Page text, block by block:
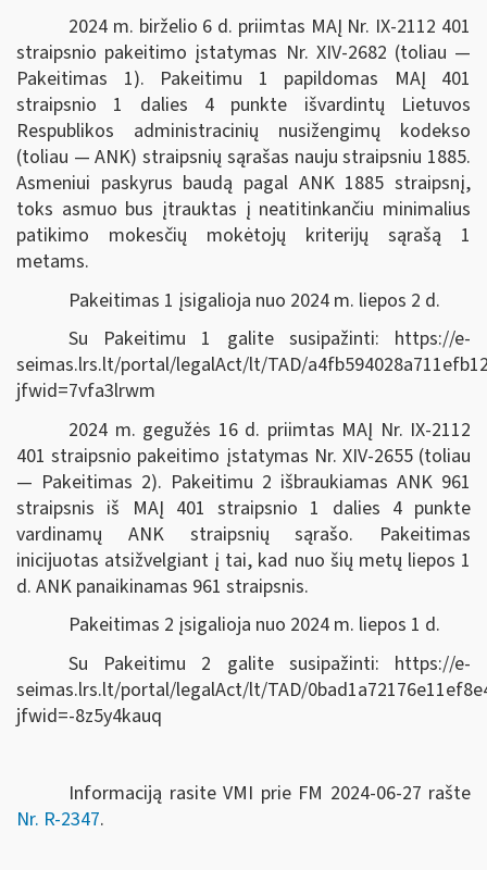
2024 m. birželio 6 d. priimtas MAĮ Nr. IX-2112 401
straipsnio pakeitimo įstatymas Nr. XIV-2682 (toliau —
Pakeitimas 1). Pakeitimu 1 papildomas MAĮ 401
straipsnio 1 dalies 4 punkte išvardintų Lietuvos
Respublikos administracinių nusižengimų kodekso
(toliau — ANK) straipsnių sąrašas nauju straipsniu 1885.
Asmeniui paskyrus baudą pagal ANK 1885 straipsnį,
toks asmuo bus įtrauktas į neatitinkančiu minimalius
patikimo mokesčių mokėtojų kriterijų sąrašą 1
metams.
Pakeitimas 1 įsigalioja nuo 2024 m. liepos 2 d.
Su Pakeitimu 1 galite susipažinti: https://e-
seimas.lrs.lt/portal/legalAct/lt/TAD/
jfwid=7vfa3lrwm
2024 m. gegužės 16 d. priimtas MAĮ Nr. IX-2112
401 straipsnio pakeitimo įstatymas Nr. XIV-2655 (toliau
— Pakeitimas 2). Pakeitimu 2 išbraukiamas ANK 961
straipsnis iš MAĮ 401 straipsnio 1 dalies 4 punkte
vardinamų ANK straipsnių sąrašo. Pakeitimas
inicijuotas atsižvelgiant į tai, kad nuo šių metų liepos 1
d. ANK panaikinamas 961 straipsnis.
Pakeitimas 2 įsigalioja nuo 2024 m. liepos 1 d.
Su Pakeitimu 2 galite susipažinti: https://e-
seimas.lrs.lt/portal/legalAct/lt/TAD/
jfwid=-8z5y4kauq
Informaciją rasite VMI prie FM 2024-06-27 rašte
Nr. R-2347.